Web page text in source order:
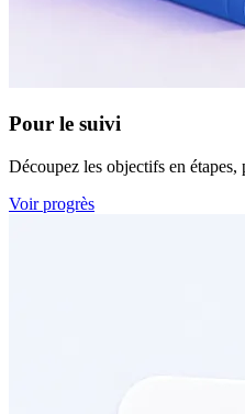
Pour le suivi
Découpez les objectifs en
Voir progrès